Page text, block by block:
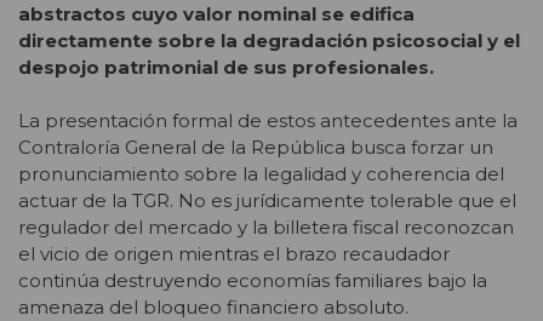
abstractos cuyo valor nominal se edifica
directamente sobre la degradación psicosocial y el
despojo patrimonial de sus profesionales.
La presentación formal de estos antecedentes ante la
Contraloría General de la República busca forzar un
pronunciamiento sobre la legalidad y coherencia del
actuar de la TGR. No es jurídicamente tolerable que el
regulador del mercado y la billetera fiscal reconozcan
el vicio de origen mientras el brazo recaudador
continúa destruyendo economías familiares bajo la
amenaza del bloqueo financiero absoluto.